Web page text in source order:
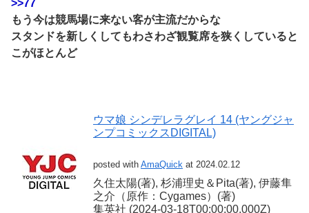
>>77
もう今は競馬場に来ない客が主流だからな
スタンドを新しくしてもわさわざ観覧席を狭くしていると
こがほとんど
ウマ娘 シンデレラグレイ 14 (ヤングジャ
ンプコミックスDIGITAL)
posted with AmaQuick at 2024.02.12
久住太陽(著), 杉浦理史＆Pita(著), 伊藤隼
之介（原作：Cygames）(著)
集英社 (2024-03-18T00:00:00.000Z)